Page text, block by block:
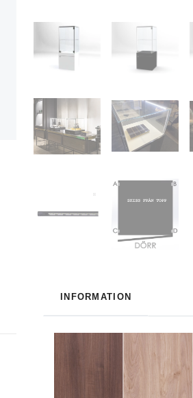
INFORMATION